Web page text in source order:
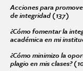
Acciones para
de integridad (137)
¿Cómo fomentar la
académica en mi
¿Cómo minimizo la
plagio en mis clases?